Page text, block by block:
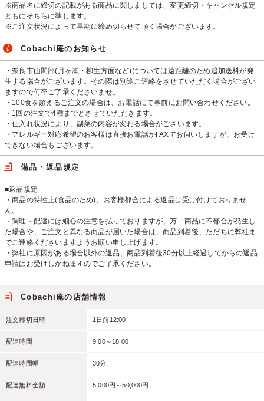
※商品名に締切の記載がある商品に関しましては、変更締切・キャンセル規定
ともにそちらに準じます。
※ご注文状況によって早期に締め切らせて頂く場合がございます。
Cobachi庵のお知らせ
・奈良市山間部(月ヶ瀬・柳生方面など)については遠距離のため追加送料が発
生する場合がございます。その際は別途ご連絡をさせていただく場合がござい
ますので何卒ご了承くださいませ。
・100食を超えるご注文の場合は、お電話にて事前にお問い合わせください。
・1回の注文で4種までとさせていただきます。
・仕入れ状況により、副菜の内容が変わる場合がございます。
・アレルギー対応希望のお客様は直接お電話かFAXでお伺いしますが、お受け
できない場合もございます。
備品・返品規定
■返品規定
・商品の特性上(食品のため)、お客様都合による返品は受け付けておりませ
ん。
・調理・配達には細心の注意を払っておりますが、万一商品に不都合が発生し
た場合や、ご注文と異なる商品が届いた場合は、商品到着後、ただちに弊社ま
でご連絡くださいますようお願い申し上げます。
・弊社に原因がある場合以外の返品、商品到着後30分以上経過してからの返品
申請はお受けしかねますのでご了承ください。
Cobachi庵の店舗情報
注文締切日時 1日前12:00
配達時間 9:00～18:00
配達時間幅 30分
配達無料金額 5,000円～50,000円